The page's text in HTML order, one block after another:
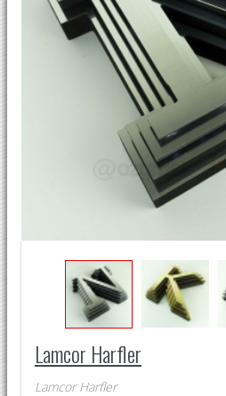
Lamcor Harfler
Lamcor Harfler